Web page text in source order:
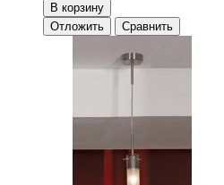
В корзину
Отложить
Сравнить